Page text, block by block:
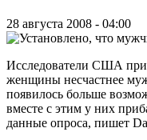
28 августа 2008 - 04:00
Исследователи США
женщины несчастнее
появилось больше
вместе с этим у них
данные опроса, пишет